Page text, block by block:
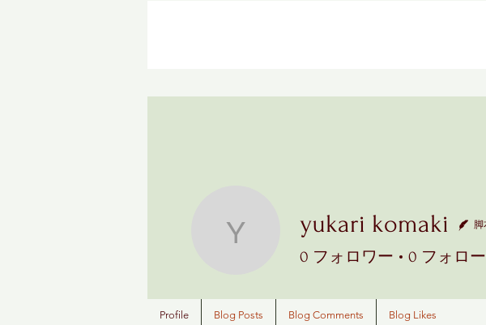
yukari komaki
yukari komaki 脚
0 フォロワー 0 フォロ
Profile Blog Posts Blog Comments Blog Likes